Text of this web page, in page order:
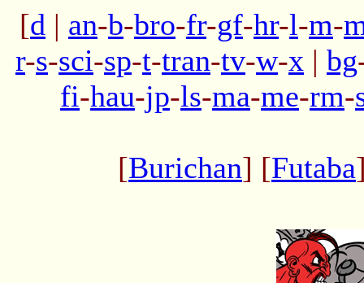
[d | an-b-bro-fr-gf-hr-l-m-
r-s-sci-sp-t-tran-tv-w-x | bg
fi-hau-jp-ls-ma-me-rm-
[Burichan] [Futaba